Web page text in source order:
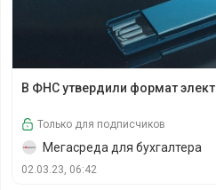
В ФНС утвердили формат
Только для подписчиков
Мегасреда для бухгалтера
02.03.23, 06:42